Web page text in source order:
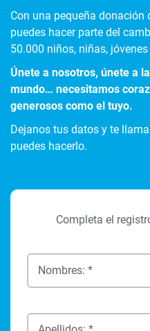
Con una pequeña donación
puedes hacer parte del
50.000 niños, niñas,
Únete a nosotros, únete a
mundo… necesitamos
generosos como el tuyo.
Dejanos tus datos y te
puedes hacerlo.
Completa el
Nombres: *